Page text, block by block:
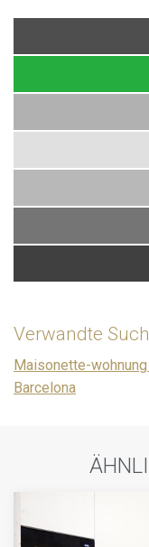
Verwandte
Maisonette-
Barcelona